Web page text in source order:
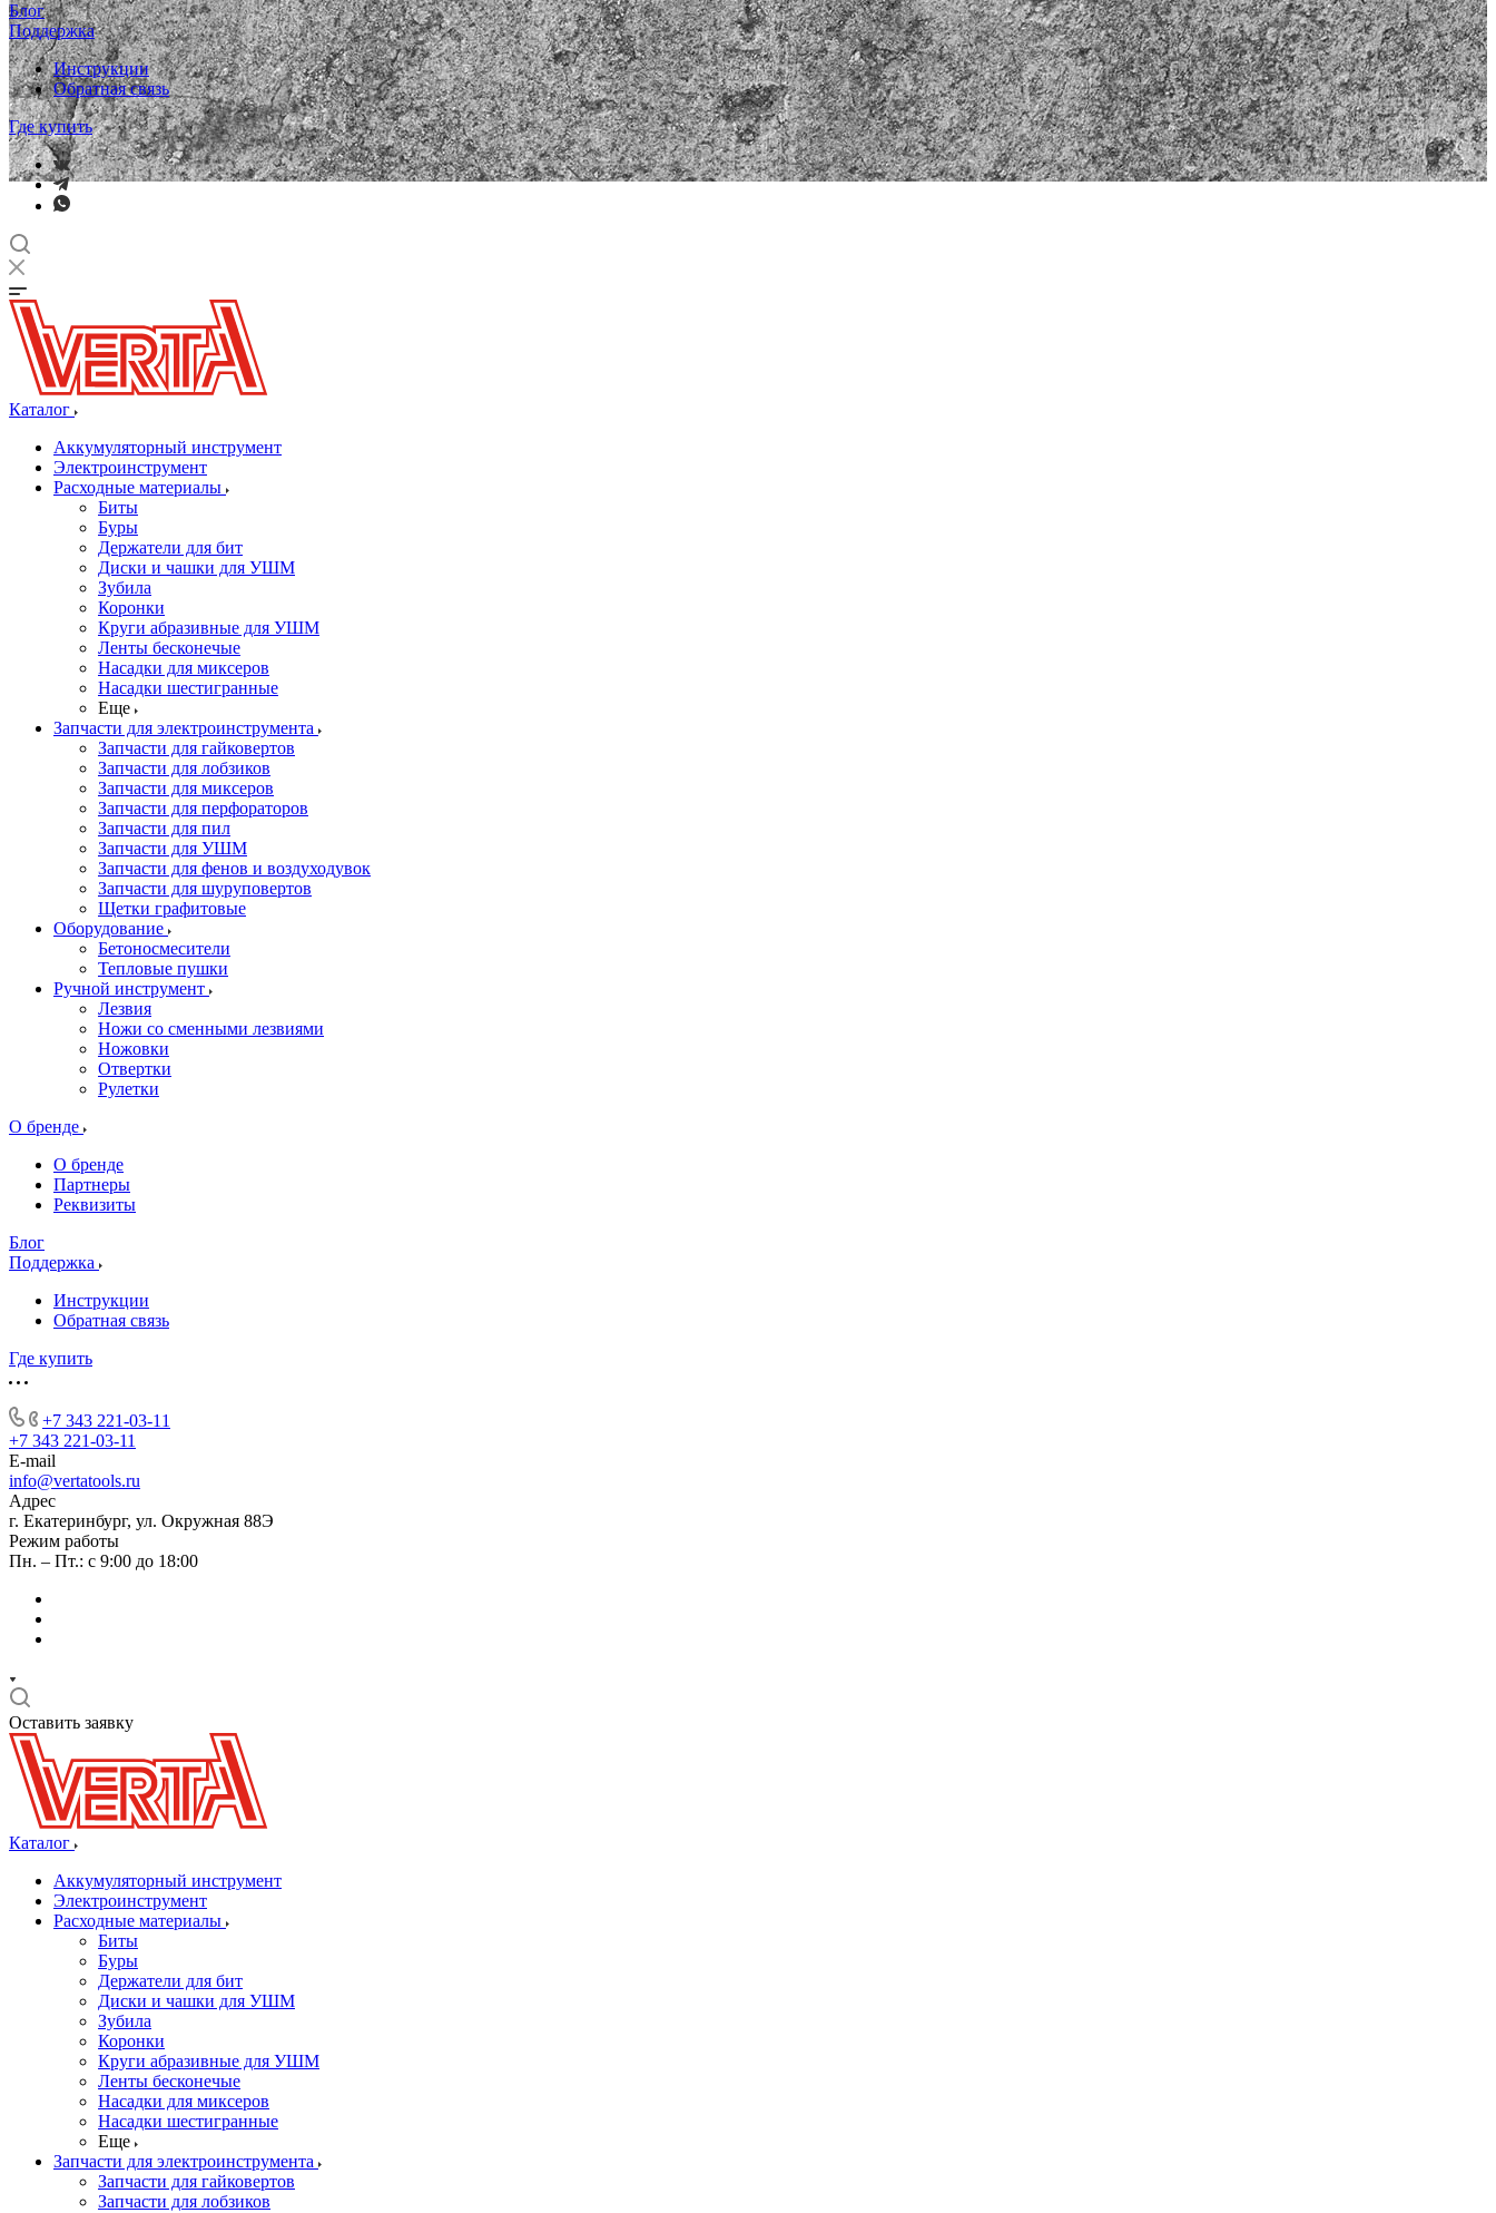
Блог
Поддержка
Инструкции
Обратная связь
Где купить
Каталог
Аккумуляторный инструмент
Электроинструмент
Расходные материалы
Биты
Буры
Держатели для бит
Диски и чашки для УШМ
Зубила
Коронки
Круги абразивные для УШМ
Ленты бесконечые
Насадки для миксеров
Насадки шестигранные
Еще
Запчасти для электроинструмента
Запчасти для гайковертов
Запчасти для лобзиков
Запчасти для миксеров
Запчасти для перфораторов
Запчасти для пил
Запчасти для УШМ
Запчасти для фенов и воздуходувок
Запчасти для шуруповертов
Щетки графитовые
Оборудование
Бетоносмесители
Тепловые пушки
Ручной инструмент
Лезвия
Ножи со сменными лезвиями
Ножовки
Отвертки
Рулетки
О бренде
О бренде
Партнеры
Реквизиты
Блог
Поддержка
Инструкции
Обратная связь
Где купить
+7 343 221-03-11
+7 343 221-03-11
E-mail
info@vertatools.ru
Адрес
г. Екатеринбург, ул. Окружная 88Э
Режим работы
Пн. – Пт.: с 9:00 до 18:00
Оставить заявку
Каталог
Аккумуляторный инструмент
Электроинструмент
Расходные материалы
Биты
Буры
Держатели для бит
Диски и чашки для УШМ
Зубила
Коронки
Круги абразивные для УШМ
Ленты бесконечые
Насадки для миксеров
Насадки шестигранные
Еще
Запчасти для электроинструмента
Запчасти для гайковертов
Запчасти для лобзиков